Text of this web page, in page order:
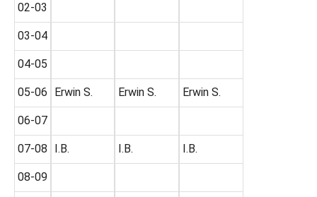
02-03
03-04
04-05
05-06
06-07
07-08
08-09
Erwin S.
I.B.
Erwin S.
I.B.
Erwin S.
I.B.